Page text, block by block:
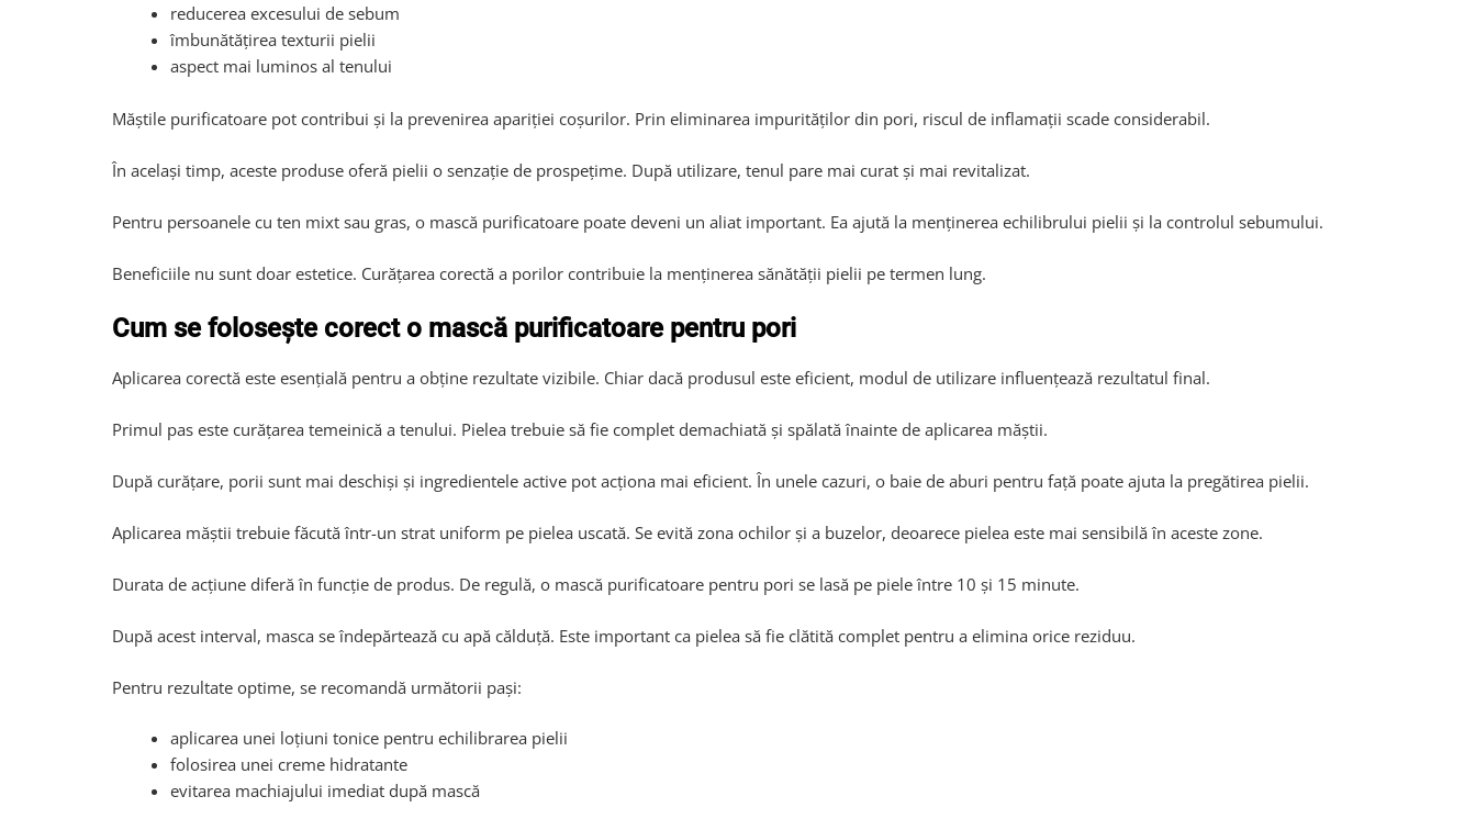
reducerea excesului de sebum
îmbunătățirea texturii pielii
aspect mai luminos al tenului
Măștile purificatoare pot contribui și la prevenirea apariției coșurilor. Prin eliminarea impurităților din pori, riscul de inflamații scade considerabil.
În același timp, aceste produse oferă pielii o senzație de prospețime. După utilizare, tenul pare mai curat și mai revitalizat.
Pentru persoanele cu ten mixt sau gras, o mască purificatoare poate deveni un aliat important. Ea ajută la menținerea echilibrului pielii și la controlul sebumului.
Beneficiile nu sunt doar estetice. Curățarea corectă a porilor contribuie la menținerea sănătății pielii pe termen lung.
Cum se folosește corect o mască purificatoare pentru pori
Aplicarea corectă este esențială pentru a obține rezultate vizibile. Chiar dacă produsul este eficient, modul de utilizare influențează rezultatul final.
Primul pas este curățarea temeinică a tenului. Pielea trebuie să fie complet demachiată și spălată înainte de aplicarea măștii.
După curățare, porii sunt mai deschiși și ingredientele active pot acționa mai eficient. În unele cazuri, o baie de aburi pentru față poate ajuta la pregătirea pielii.
Aplicarea măștii trebuie făcută într-un strat uniform pe pielea uscată. Se evită zona ochilor și a buzelor, deoarece pielea este mai sensibilă în aceste zone.
Durata de acțiune diferă în funcție de produs. De regulă, o mască purificatoare pentru pori se lasă pe piele între 10 și 15 minute.
După acest interval, masca se îndepărtează cu apă călduță. Este important ca pielea să fie clătită complet pentru a elimina orice reziduu.
Pentru rezultate optime, se recomandă următorii pași:
aplicarea unei loțiuni tonice pentru echilibrarea pielii
folosirea unei creme hidratante
evitarea machiajului imediat după mască